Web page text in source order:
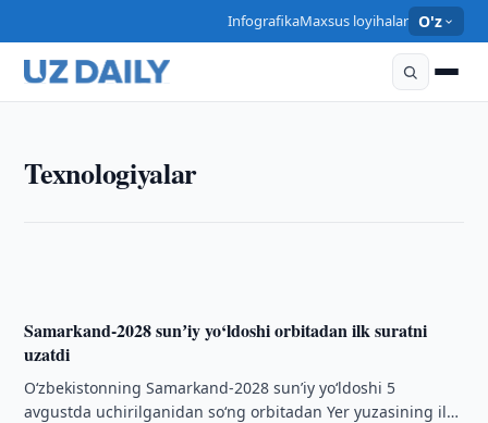
InfografikaMaxsus loyihalar O'z
Texnologiyalar
Oʻzbekiston Senati raqamli markaz toʻgʻrisidagi
qonunni maʼqulladi
Samarkand-2028 sunʼiy yo‘ldoshi orbitadan ilk suratni
uzatdi
O‘zbekistonning Samarkand-2028 sunʼiy yo‘ldoshi 5
avgustda uchirilganidan so‘ng orbitadan Yer yuzasining ilk